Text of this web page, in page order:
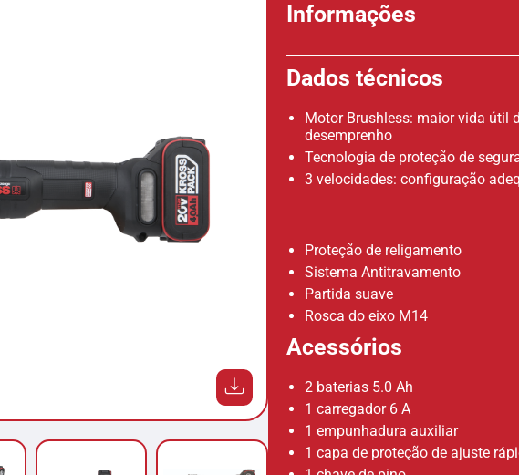
Informações
Dados técnicos
Motor Brushless: maior vida útil
desemprenho
Tecnologia de proteção de
3 velocidades: configuração
Proteção de religamento
Sistema Antitravamento
Partida suave
Rosca do eixo M14
Acessórios
2 baterias 5.0 Ah
1 carregador 6 A
1 empunhadura auxiliar
1 capa de proteção de ajuste